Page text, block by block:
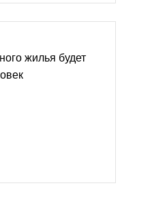
жилья будет